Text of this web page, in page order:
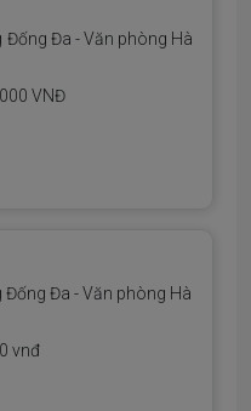
Đa - Văn phòng Hà
VNĐ
Đa - Văn phòng Hà
vnđ